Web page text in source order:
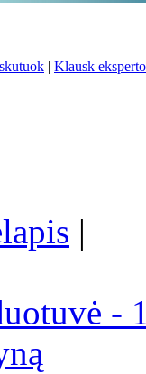
| Klausk eksperto
|
-